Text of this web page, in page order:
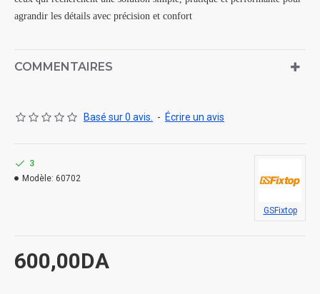
agrandir les détails avec précision et confort
COMMENTAIRES
Basé sur 0 avis. - Écrire un avis
600,00DA
3
Modèle: 60702
GSFixtop